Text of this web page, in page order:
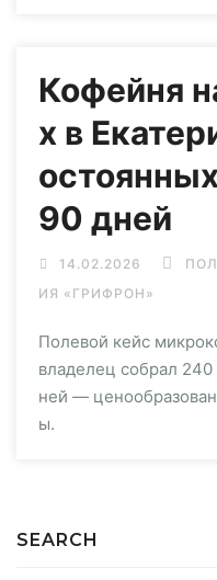
Кофейня
х в
90 дней
14.02.2026
ИЯ «ГРИФРОН»
Полевой кейс
владелец собрал
ней —
ы.
SEARCH